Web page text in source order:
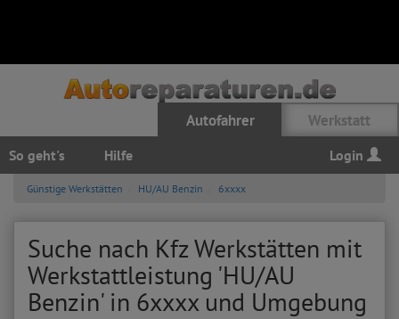
Autofahrer Werkstatt
So geht's Hilfe Login
Günstige Werkstätten HU/AU Benzin 6xxxx
Suche nach Kfz Werkstätten mit
Werkstattleistung 'HU/AU
Benzin' in 6xxxx und Umgebung